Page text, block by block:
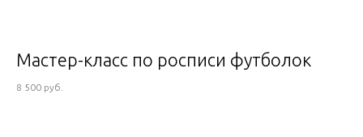
Мастер-класс по росписи футболок
8 500 руб.